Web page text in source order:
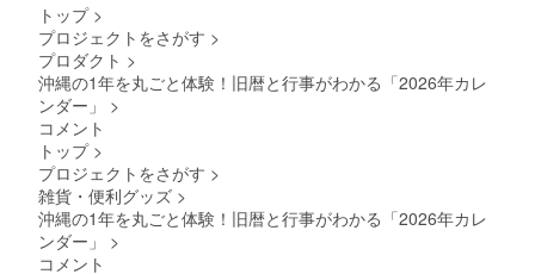
同じと
トップ >
プロジェクトをさがす >
プロダクト >
沖縄の1年を丸ごと体験！旧暦と行事がわかる「2026年カレ
ンダー」
>
コメント
トップ >
プロジェクトをさがす >
雑貨・便利グッズ >
沖縄の1年を丸ごと体験！旧暦と行事がわかる「2026年カレ
ンダー」
>
コメント